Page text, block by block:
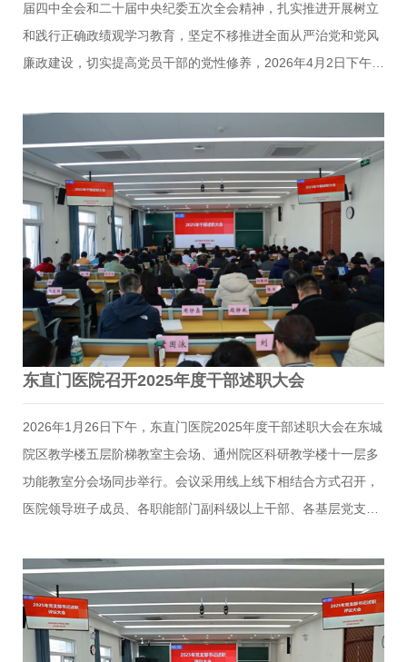
届四中全会和二十届中央纪委五次全会精神，扎实推进开展树立
和践行正确政绩观学习教育，坚定不移推进全面从严治党和党风
廉政建设，切实提高党员干部的党性修养，2026年4月2日下午，
组织部联合组织医院部分副处级以上干部及支部纪检委员参观了
北京市全面从严治党警示教育基地。北京市全面从严治党警示教
育基地由市纪委市监委、市委政法委主办，市司法局、市监狱管
理局承办，主要面向中央国家机关、企事业单位、军队和北京市
的党员干部及监察对象开展警示教育。基地的展览以“总书记的告
诫”开篇，以习近平总书记重要论述为主线，集中展示了以习近平
同志为核心的党中央坚持党要管党、全面从严治党取得的伟大成
就和…
东直门医院召开2025年度干部述职大会
2026年1月26日下午，东直门医院2025年度干部述职大会在东城
院区教学楼五层阶梯教室主会场、通州院区科研教学楼十一层多
功能教室分会场同步举行。会议采用线上线下相结合方式召开，
医院领导班子成员、各职能部门副科级以上干部、各基层党支部
刘子旺主持。会上，22位行政处级干部（内设机构负责人）依次
进行现场述职，围绕2025年度履职情况，全面总结工作成效，客
观分析存在问题，并就下一步工作提出务实思路。其余临床科室
主任及副科级以上干部提交电子版述职报告，切实落实精简会